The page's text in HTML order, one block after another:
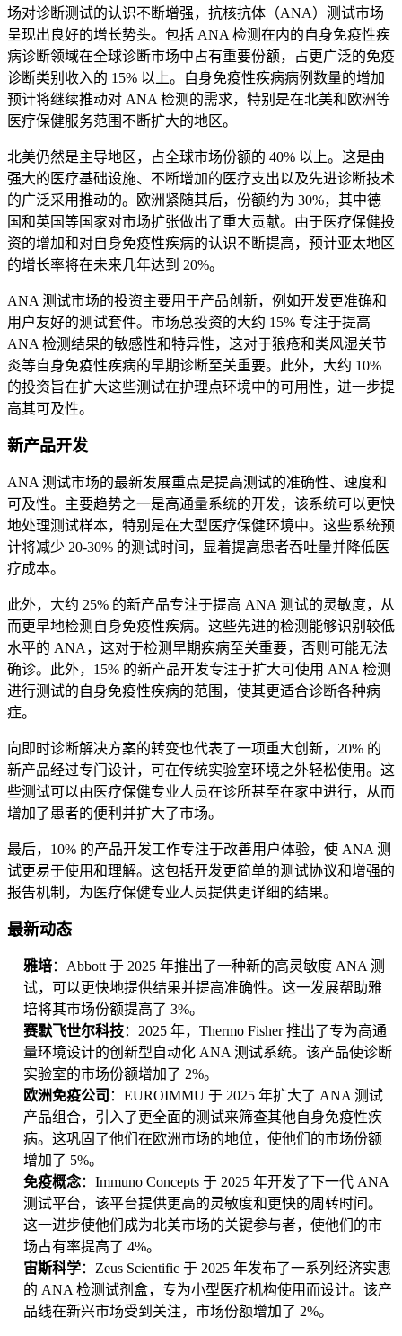
场对诊断测试的认识不断增强，抗核抗体（ANA）测试市场
呈现出良好的增长势头。包括 ANA 检测在内的自身免疫性疾
病诊断领域在全球诊断市场中占有重要份额，占更广泛的免疫
诊断类别收入的 15% 以上。自身免疫性疾病病例数量的增加
预计将继续推动对 ANA 检测的需求，特别是在北美和欧洲等
医疗保健服务范围不断扩大的地区。
北美仍然是主导地区，占全球市场份额的 40% 以上。这是由
强大的医疗基础设施、不断增加的医疗支出以及先进诊断技术
的广泛采用推动的。欧洲紧随其后，份额约为 30%，其中德
国和英国等国家对市场扩张做出了重大贡献。由于医疗保健投
资的增加和对自身免疫性疾病的认识不断提高，预计亚太地区
的增长率将在未来几年达到 20%。
ANA 测试市场的投资主要用于产品创新，例如开发更准确和
用户友好的测试套件。市场总投资的大约 15% 专注于提高
ANA 检测结果的敏感性和特异性，这对于狼疮和类风湿关节
炎等自身免疫性疾病的早期诊断至关重要。此外，大约 10%
的投资旨在扩大这些测试在护理点环境中的可用性，进一步提
高其可及性。
新产品开发
ANA 测试市场的最新发展重点是提高测试的准确性、速度和
可及性。主要趋势之一是高通量系统的开发，该系统可以更快
地处理测试样本，特别是在大型医疗保健环境中。这些系统预
计将减少 20-30% 的测试时间，显着提高患者吞吐量并降低医
疗成本。
此外，大约 25% 的新产品专注于提高 ANA 测试的灵敏度，从
而更早地检测自身免疫性疾病。这些先进的检测能够识别较低
水平的 ANA，这对于检测早期疾病至关重要，否则可能无法
确诊。此外，15% 的新产品开发专注于扩大可使用 ANA 检测
进行测试的自身免疫性疾病的范围，使其更适合诊断各种病
症。
向即时诊断解决方案的转变也代表了一项重大创新，20% 的
新产品经过专门设计，可在传统实验室环境之外轻松使用。这
些测试可以由医疗保健专业人员在诊所甚至在家中进行，从而
增加了患者的便利并扩大了市场。
最后，10% 的产品开发工作专注于改善用户体验，使 ANA 测
试更易于使用和理解。这包括开发更简单的测试协议和增强的
报告机制，为医疗保健专业人员提供更详细的结果。
最新动态
雅培：Abbott 于 2025 年推出了一种新的高灵敏度 ANA 测
试，可以更快地提供结果并提高准确性。这一发展帮助雅
培将其市场份额提高了 3%。
赛默飞世尔科技：2025 年，Thermo Fisher 推出了专为高通
量环境设计的创新型自动化 ANA 测试系统。该产品使诊断
实验室的市场份额增加了 2%。
欧洲免疫公司 ：EUROIMMU 于 2025 年扩大了 ANA 测试
产品组合，引入了更全面的测试来筛查其他自身免疫性疾
病。这巩固了他们在欧洲市场的地位，使他们的市场份额
增加了 5%。
免疫概念：Immuno Concepts 于 2025 年开发了下一代 ANA
测试平台，该平台提供更高的灵敏度和更快的周转时间。
这一进步使他们成为北美市场的关键参与者，使他们的市
场占有率提高了 4%。
宙斯科学：Zeus Scientific 于 2025 年发布了一系列经济实惠
的 ANA 检测试剂盒，专为小型医疗机构使用而设计。该产
品线在新兴市场受到关注，市场份额增加了 2%。